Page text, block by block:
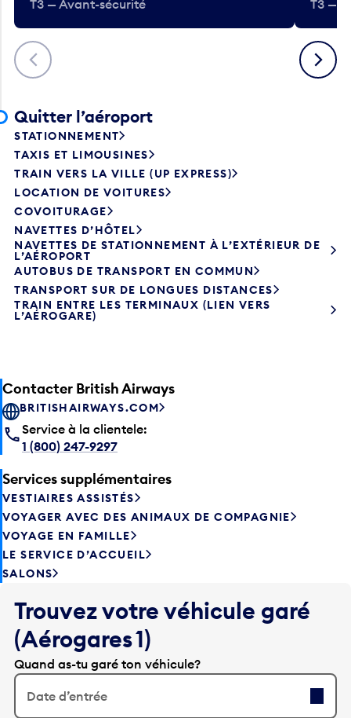
Précédent
T3 — Avant-sécurité T3 —
Suivant
Quitter l’aéroport
STATIONNEMENT
TAXIS ET LIMOUSINES
TRAIN VERS LA VILLE (UP EXPRESS)
LOCATION DE VOITURES
COVOITURAGE
NAVETTES D’HÔTEL
NAVETTES DE STATIONNEMENT À L’EXTÉRIEUR DE
L’AÉROPORT
AUTOBUS DE TRANSPORT EN COMMUN
TRANSPORT SUR DE LONGUES DISTANCES
TRAIN ENTRE LES TERMINAUX (LIEN VERS
L’AÉROGARE)
Contacter British Airways
BRITISHAIRWAYS.COM
Service à la clientele:
1 (800) 247-9297
Services supplémentaires
VESTIAIRES ASSISTÉS
VOYAGER AVEC DES ANIMAUX DE COMPAGNIE
VOYAGE EN FAMILLE
LE SERVICE D’ACCUEIL
SALONS
Trouvez votre véhicule garé
(Aérogares 1)
Quand as-tu garé ton véhicule?
Date d’entrée